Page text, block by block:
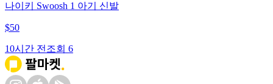
나이키 Swoosh 1 아기 신발
$50
10시간 전 조회 6